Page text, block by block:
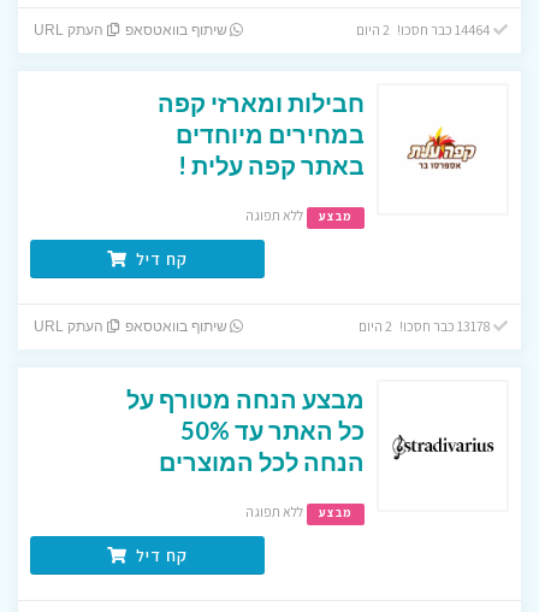
14464 כבר חסכו! 2 היום שיתוף בוואטסאפ העתק URL
חבילות ומארזי קפה
במחירים מיוחדים
באתר קפה עלית !
מבצע ללא תפוגה
קח דיל
13178 כבר חסכו! 2 היום שיתוף בוואטסאפ העתק URL
מבצע הנחה מטורף על
כל האתר עד 50%
הנחה לכל המוצרים
מבצע ללא תפוגה
קח דיל